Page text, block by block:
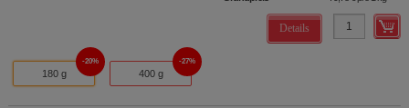
Details
180 g
20%
400 g
27%